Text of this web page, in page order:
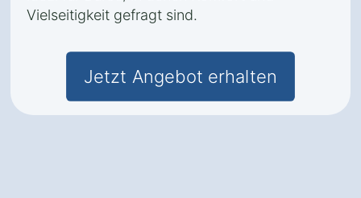
Vielseitigkeit gefragt sind.
Jetzt Angebot erhalten